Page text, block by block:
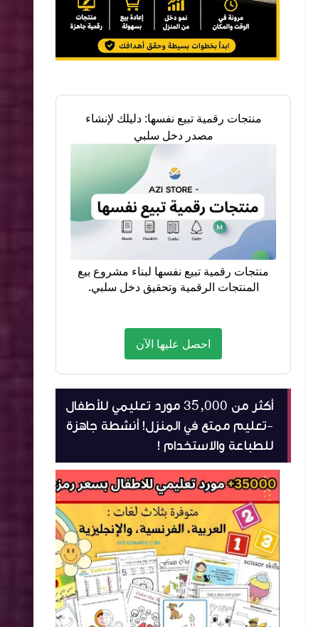
منتجات رقمية تبيع نفسها: دليلك لإنشاء
مصدر دخل سلبي
منتجات رقمية تبيع نفسها لبناء مشروع بيع
المنتجات الرقمية وتحقيق دخل سلبي.
احصل عليها الآن
أكثر من 35,000 مورد تعليمي للأطفال
-تعليم ممتع في المنزل! أنشطة جاهزة
للطباعة والاستخدام !